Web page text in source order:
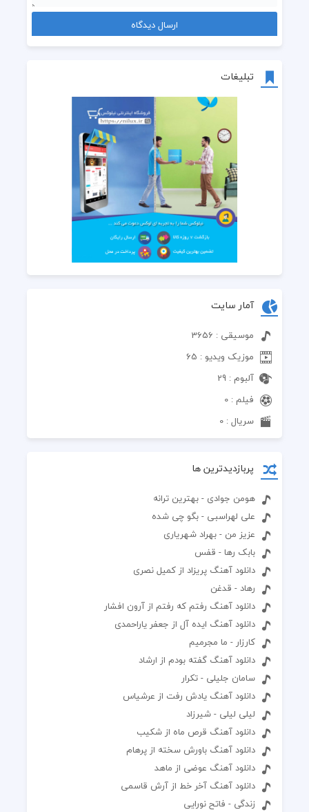
تبلیغات
آمار سایت
موسیقی : 3656
موزیک ویدیو : 65
آلبوم : 29
فیلم : 0
سریال : 0
پربازدیدترین ها
هومن جوادی - بهترین ترانه
علی لهراسبی - بگو چی شده
عزیز من - بهراد شهریاری
بابک رها - قفس
دانلود آهنگ پریزاد از کمیل نصری
رهاد - قدغن
دانلود آهنگ رفتم که رفتم از آرون افشار
دانلود آهنگ ایده آل از جعفر یاراحمدی
کارزار - ما مجرمیم
دانلود آهنگ گفته بودم از ارشاد
سامان جلیلی - تکرار
دانلود آهنگ یادش رفت از عرشیاس
لیلی لیلی - شیرزاد
دانلود آهنگ قرص ماه از شکیب
دانلود آهنگ باورش سخته از پرهام
دانلود آهنگ عوضی از ماهد
دانلود آهنگ آخر خط از آرش قاسمی
زندگی - فاتح نورایی